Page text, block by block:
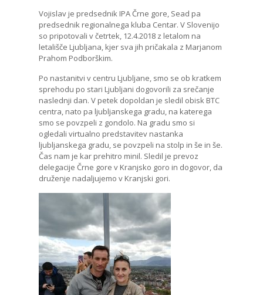
Vojislav je predsednik IPA Črne gore, Sead pa
predsednik regionalnega kluba Centar. V Slovenijo
so pripotovali v četrtek, 12.4.2018 z letalom na
letališče Ljubljana, kjer sva jih pričakala z Marjanom
Prahom Podborškim.
Po nastanitvi v centru Ljubljane, smo se ob kratkem
sprehodu po stari Ljubljani dogovorili za srečanje
naslednji dan. V petek dopoldan je sledil obisk BTC
centra, nato pa ljubljanskega gradu, na katerega
smo se povzpeli z gondolo. Na gradu smo si
ogledali virtualno predstavitev nastanka
ljubljanskega gradu, se povzpeli na stolp in še in še.
Čas nam je kar prehitro minil. Sledil je prevoz
delegacije Črne gore v Kranjsko goro in dogovor, da
druženje nadaljujemo v Kranjski gori.